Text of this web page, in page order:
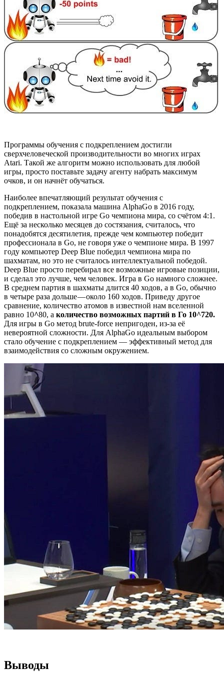
Программы обучения с подкреплением достигли
сверхчеловеческой производительности во многих играх
Atari. Такой же алгоритм можно использовать для любой
игры, просто поставьте задачу агенту набрать максимум
очков, и он начнёт обучаться.
Наиболее впечатляющий результат обучения с
подкреплением, показала машина AlphaGo в 2016 году,
победив в настольной игре Go чемпиона мира, со счётом 4:1.
Ещё за несколько месяцев до состязания, считалось, что
понадобятся десятилетия, прежде чем компьютер победит
профессионала в Go, не говоря уже о чемпионе мира. В 1997
году компьютер Deep Blue победил чемпиона мира по
шахматам, но это не считалось интеллектуальной победой.
Deep Blue просто перебирал все возможные игровые позиции,
и сделал это лучше, чем человек. Игра в Go намного сложнее.
В среднем партия в шахматы длится 40 ходов, а в Go, обычно
в четыре раза дольше — около 160 ходов. Приведу другое
сравнение, количество атомов в известной нам вселенной
равно 10^80, а количество возможных партий в Го 10^720.
Для игры в Go метод brute-force непригоден, из-за её
невероятной сложности. Для AlphaGo идеальным выбором
стало обучение с подкреплением ― эффективный метод для
взаимодействия со сложным окружением.
Выводы